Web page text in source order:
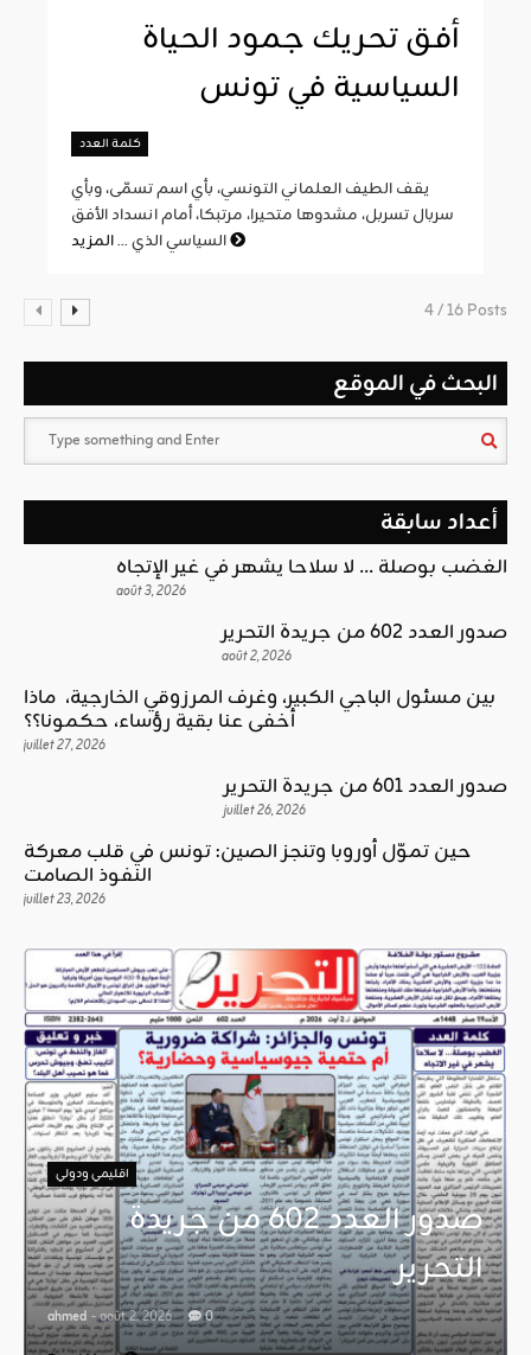
أفق تحريك جمود الحياة
السياسية في تونس
كلمة العدد
يقف الطيف العلماني التونسي، بأي اسم تسمّى، وبأي
سربال تسربل، مشدوها متحيرا، مرتبكا، أمام انسداد الأفق
السياسي الذي ...
4 / 16 Posts
البحث في الموقع
أعداد سابقة
الغضب بوصلة … لا سلاحا يشهر في غير الإتجاه
août 3, 2026
صدور العدد 602 من جريدة التحرير
août 2, 2026
بين مسئول الباجي الكبير، وغرف المرزوقي الخارجية، ماذا
أخفى عنا بقية رؤساء، حكمونا؟؟
juillet 27, 2026
صدور العدد 601 من جريدة التحرير
juillet 26, 2026
حين تموّل أوروبا وتنجز الصين: تونس في قلب معركة
النفوذ الصامت
juillet 23, 2026
اقليمي ودولي
صدور العدد 602 من جريدة
التحرير
ahmed - août 2, 2026 0